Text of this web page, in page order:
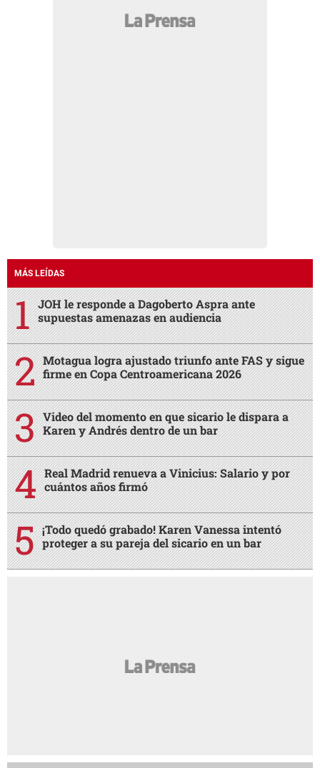
MÁS LEÍDAS
JOH le responde a Dagoberto Aspra ante
supuestas amenazas en audiencia
Motagua logra ajustado triunfo ante FAS y sigue
firme en Copa Centroamericana 2026
Video del momento en que sicario le dispara a
Karen y Andrés dentro de un bar
Real Madrid renueva a Vinicius: Salario y por
cuántos años firmó
¡Todo quedó grabado! Karen Vanessa intentó
proteger a su pareja del sicario en un bar